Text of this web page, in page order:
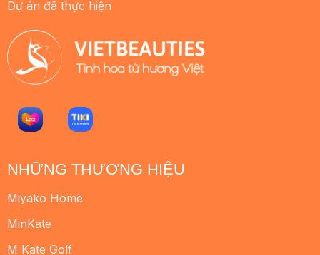
Dự án đã thực hiện
NHỮNG THƯƠNG HIỆU
Miyako Home
MinKate
M Kate Golf